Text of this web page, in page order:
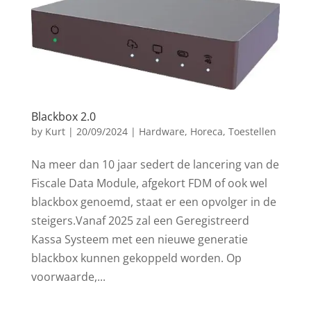
Blackbox 2.0
by Kurt| 20/09/2024| Hardware, Horeca, Toestellen
Na meer dan 10 jaar sedert de lancering van de
Fiscale Data Module, afgekort FDM of ook wel
blackbox genoemd, staat er een opvolger in de
steigers.Vanaf 2025 zal een Geregistreerd
Kassa Systeem met een nieuwe generatie
blackbox kunnen gekoppeld worden. Op
voorwaarde,...